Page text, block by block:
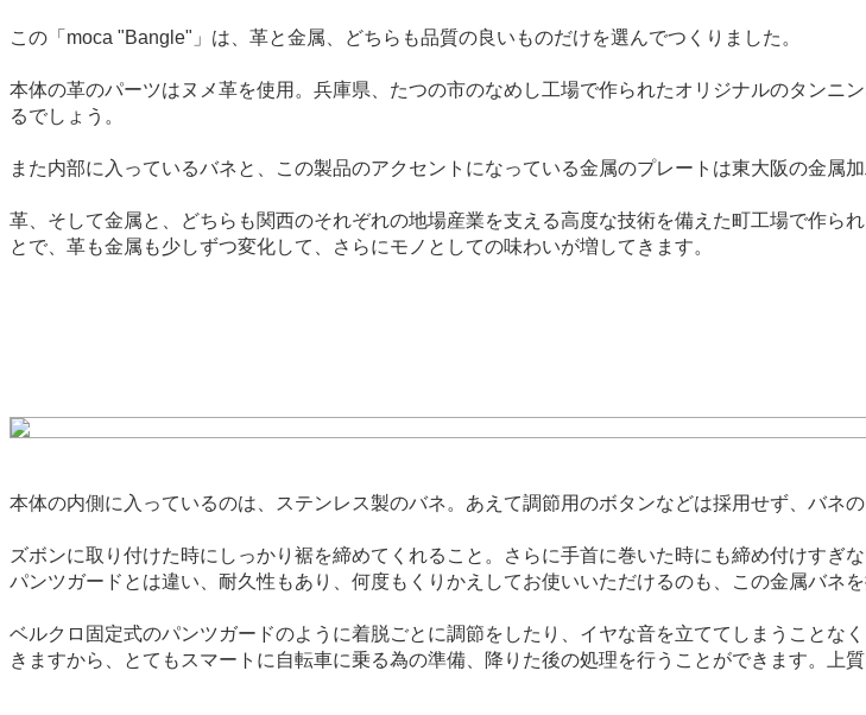
この「moca "Bangle"」は、革と金属、どちらも品質の良いものだけを選んでつくりました。
本体の革のパーツはヌメ革を使用。兵庫県、たつの市のなめし工場で作られたオリジナルのタン
るでしょう。
また内部に入っているバネと、この製品のアクセントになっている金属のプレートは東大阪の金属
革、そして金属と、どちらも関西のそれぞれの地場産業を支える高度な技術を備えた町工場で作ら
とで、革も金属も少しずつ変化して、さらにモノとしての味わいが増してきます。
本体の内側に入っているのは、ステンレス製のバネ。あえて調節用のボタンなどは採用せず、バネ
ズボンに取り付けた時にしっかり裾を締めてくれること。さらに手首に巻いた時にも締め付けす
パンツガードとは違い、耐久性もあり、何度もくりかえしてお使いいただけるのも、この金属バネを
ベルクロ固定式のパンツガードのように着脱ごとに調節をしたり、イヤな音を立ててしまうこと
きますから、とてもスマートに自転車に乗る為の準備、降りた後の処理を行うことができます。上